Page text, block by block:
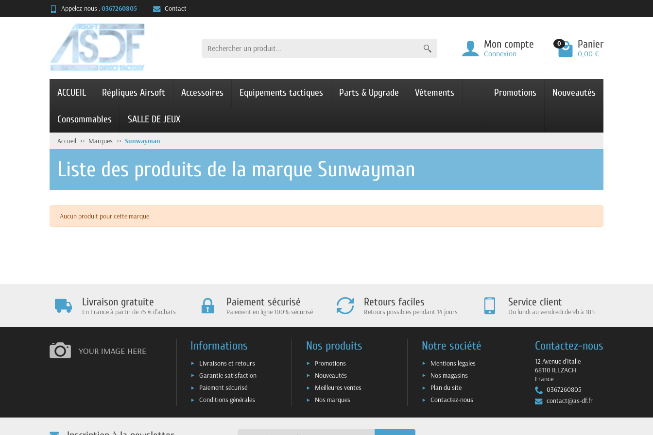
Appelez-nous :0367260805 Contact
Mon compte
Connexion
0 Panier
0,00 €
ACCUEIL Répliques Airsoft Accessoires Equipements tactiques Parts & Upgrade Vêtements
Consommables SALLE DE JEUX
Promotions Nouveautés
Accueil Marques Sunwayman
Liste des produits de la marque Sunwayman
Aucun produit pour cette marque.
Livraison gratuite
En France à partir de 75 € d'achats
Paiement sécurisé
Paiement en ligne 100% sécurisé
Retours faciles
Retours possibles pendant 14 jours
Service client
Du lundi au vendredi de 9h à 18h
Informations
Livraisons et retours
Garantie satisfaction
Paiement sécurisé
Conditions générales
Nos produits
Promotions
Nouveautés
Meilleures ventes
Nos marques
Notre société
Mentions légales
Nos magasins
Plan du site
Contactez-nous
Contactez-nous
12 Avenue d'Italie
68110 ILLZACH
France
0367260805
contact@as-df.fr